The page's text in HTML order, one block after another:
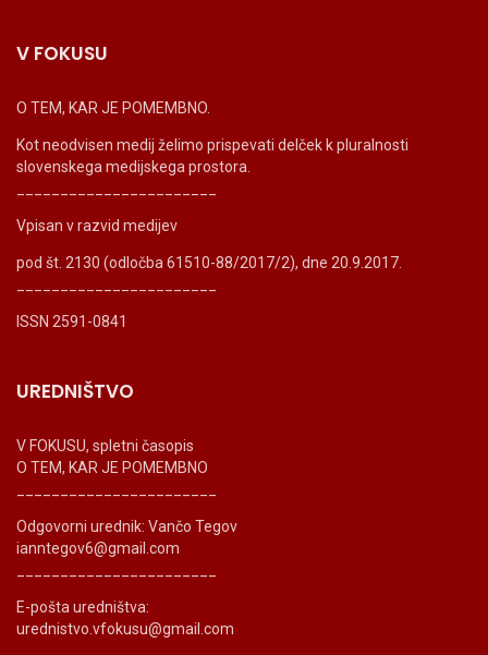
V FOKUSU
O TEM, KAR JE POMEMBNO.
Kot neodvisen medij želimo prispevati delček k pluralnosti
slovenskega medijskega prostora.
Vpisan v razvid medijev
pod št. 2130 (odločba 61510-88/2017/2), dne 20.9.2017.
ISSN 2591-0841
UREDNIŠTVO
V FOKUSU, spletni časopis
O TEM, KAR JE POMEMBNO
Odgovorni urednik: Vančo Tegov
ianntegov6@gmail.com
E-pošta uredništva:
urednistvo.vfokusu@gmail.com